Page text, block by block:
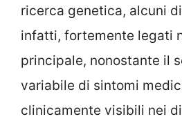
ricerca genetica, alcuni
infatti, fortemente legati
principale, nonostante il
variabile di sintomi
clinicamente visibili nei